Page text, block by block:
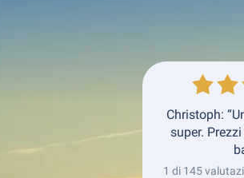
Christoph:
super.
1 di 145